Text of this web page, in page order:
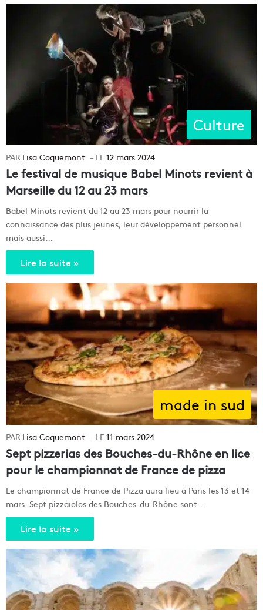
Culture
Lisa Coquemont 12 mars 2024
Le festival de musique Babel Minots revient à
Marseille du 12 au 23 mars
Babel Minots revient du 12 au 23 mars pour nourrir la
connaissance des plus jeunes, leur développement personnel
mais aussi…
Lire la suite »
made in sud
Lisa Coquemont 11 mars 2024
Sept pizzerias des Bouches-du-Rhône en lice
pour le championnat de France de pizza
Le championnat de France de Pizza aura lieu à Paris les 13 et 14
mars. Sept pizzaïolos des Bouches-du-Rhône sont…
Lire la suite »